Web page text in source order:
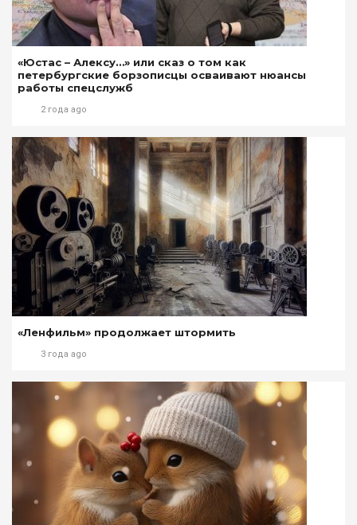
«Юстас – Алексу…» или сказ о том как
петербургские борзописцы осваивают нюансы
работы спецслужб
2 года ago
«Ленфильм» продолжает штормить
3 года ago